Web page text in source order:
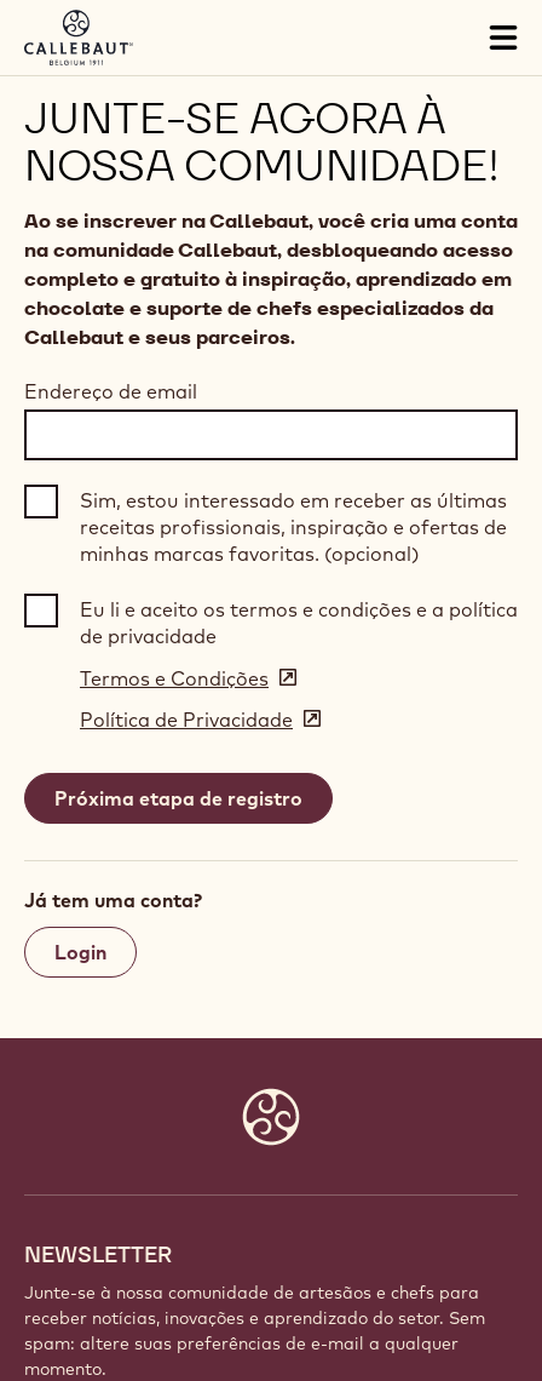
Skip to main content
JUNTE-SE AGORA À
NOSSA COMUNIDADE!
Ao se inscrever na Callebaut, você cria uma conta
na comunidade Callebaut, desbloqueando acesso
completo e gratuito à inspiração, aprendizado em
chocolate e suporte de chefs especializados da
Callebaut e seus parceiros.
Endereço de email
Sim, estou interessado em receber as últimas
receitas profissionais, inspiração e ofertas de
minhas marcas favoritas. (opcional)
Eu li e aceito os termos e condições e a política
de privacidade
Termos e Condições (opens
in
a
window)
Política de Privacidade (opens
a
new
Já tem uma conta?
Login
NEWSLETTER
Junte-se à nossa comunidade de artesãos e chefs para
receber notícias, inovações e aprendizado do setor. Sem
spam: altere suas preferências de e-mail a qualquer
momento.